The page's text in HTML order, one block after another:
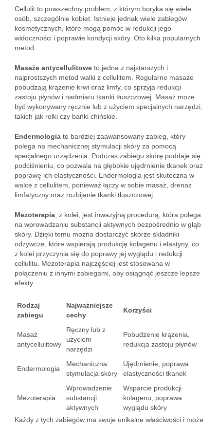
Cellulit to powszechny problem, z którym boryka się wiele
osób, szczególnie kobiet. Istnieje jednak wiele zabiegów
kosmetycznych, które mogą pomóc w redukcji jego
widoczności i poprawie kondycji skóry. Oto kilka popularnych
metod.
Masaże antycellulitowe to jedna z najstarszych i
najprostszych metod walki z cellulitem. Regularne masaże
pobudzają krążenie krwi oraz limfy, co sprzyja redukcji
zastoju płynów i nadmiaru tkanki tłuszczowej. Masaż może
być wykonywany ręcznie lub z użyciem specjalnych narzędzi,
takich jak rolki czy bańki chińskie.
Endermologia to bardziej zaawansowany zabieg, który
polega na mechanicznej stymulacji skóry za pomocą
specjalnego urządzenia. Podczas zabiegu skórę poddaje się
podciśnieniu, co pozwala na głębokie ujędrnienie tkanek oraz
poprawę ich elastyczności. Endermologia jest skuteczna w
walce z cellulitem, ponieważ łączy w sobie masaż, drenaż
limfatyczny oraz rozbijanie tkanki tłuszczowej.
Mezoterapia , z kolei, jest inwazyjną procedurą, która polega
na wprowadzaniu substancji aktywnych bezpośrednio w głąb
skóry. Dzięki temu można dostarczyć skórze składniki
odżywcze, które wspierają produkcję kolagenu i elastyny, co
z kolei przyczynia się do poprawy jej wyglądu i redukcji
cellulitu. Mezoterapia najczęściej jest stosowana w
połączeniu z innymi zabiegami, aby osiągnąć jeszcze lepsze
efekty.
Rodzaj
zabiegu
Najważniejsze
cechy
Korzyści
Masaż
antycellulitowy
Ręczny lub z
użyciem
narzędzi
Pobudzenie krążenia,
redukcja zastoju płynów
Endermologia
Mechaniczna
stymulacja skóry
Ujędrnienie, poprawa
elastyczności tkanek
Mezoterapia
Wprowadzenie
substancji
aktywnych
Wsparcie produkcji
kolagenu, poprawa
wyglądu skóry
Każdy z tych zabiegów ma swoje unikalne właściwości i może